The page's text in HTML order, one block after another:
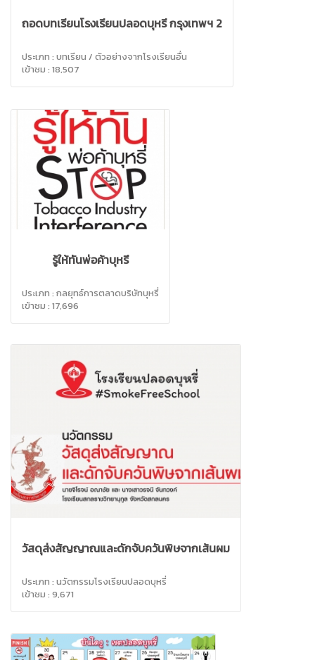
ถอดบทเรียนโรงเรียนปลอดบุหรี่ กรุงเทพฯ 2
ประเภท : บทเรียน / ตัวอย่างจากโรงเรียนอื่น
เข้าชม : 18,507
รู้ให้ทันพ่อค้าบุหรี่
ประเภท : กลยุทธ์การตลาดบริษัทบุหรี่
เข้าชม : 17,696
วัสดุส่งสัญญาณและดักจับควันพิษจากเส้นผม
ประเภท : นวัตกรรมโรงเรียนปลอดบุหรี่
เข้าชม : 9,671